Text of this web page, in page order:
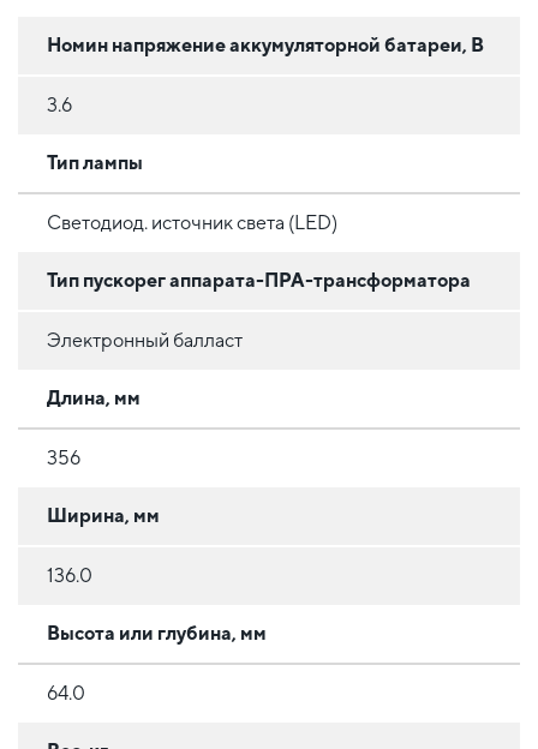
Номин напряжение аккумуляторной батареи, В
3.6
Тип лампы
Светодиод. источник света (LED)
Тип пускорег аппарата-ПРА-трансформатора
Электронный балласт
Длина, мм
356
Ширина, мм
136.0
Высота или глубина, мм
64.0